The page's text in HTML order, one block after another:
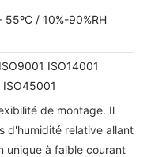
55ºC / 10%-90%RH
ISO14001
de montage. Il
d'humidité relative allant
unique à faible courant